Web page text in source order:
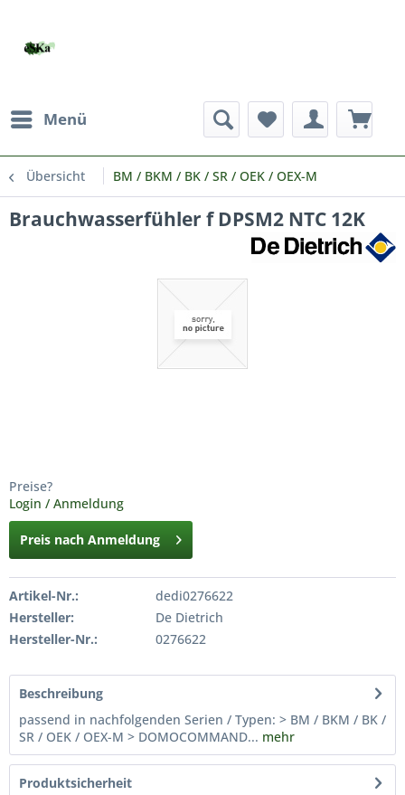
Menü
Übersicht BM / BKM / BK / SR / OEK / OEX-M
Brauchwasserfühler f DPSM2 NTC 12K
Preise?
Login / Anmeldung
Preis nach Anmeldung
Artikel-Nr.:
dedi0276622
Hersteller:
De Dietrich
Hersteller-Nr.:
0276622
Beschreibung
passend in nachfolgenden Serien / Typen: > BM / BKM / BK /
SR / OEK / OEX-M > DOMOCOMMAND... mehr
Produktsicherheit